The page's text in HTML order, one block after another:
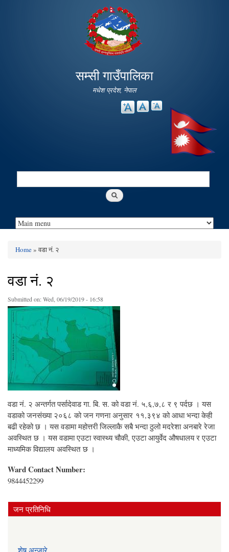
main
content
सम्सी गाउँपालिका
मधेश प्रदेश, नेपाल
Search
Home» वडा नं. २
वडा नं. २
Submitted on:Wed, 06/19/2019 - 16:58
वडा नं. २ अन्तर्गत पर्सादेवाड गा. बि. स. को वडा नं. ५,६,७,८ र ९ पर्दछ । यस
वडाको जनसंख्या २०६८ को जन गणना अनुसार ११,३९४ को आधा भन्दा केही
बढी रहेको छ । यस वडामा महोत्तरी जिल्लाकै सबै भन्दा ठुलो मदरेशा अनबारे रेजा
अवस्थित छ । यस वडामा एउटा स्वास्थ्य चौकी, एउटा आयुर्वेद औषधालय र एउटा
माध्यमिक विद्यालय अवस्थित छ ।
Ward Contact Number:
9844452299
जन प्रतिनिधि
शेष अन्जारे